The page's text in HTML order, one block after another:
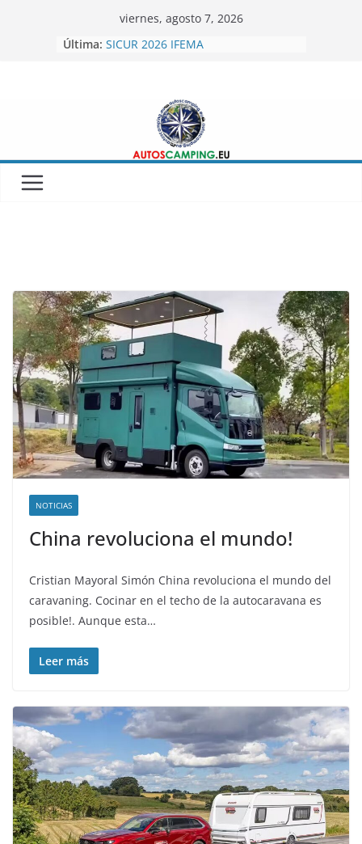
viernes, agosto 7, 2026
Última: SICUR 2026 IFEMA
MINICARAVANAS CARPENTO 360
Feria del Caravaning Xanadu 2026
NOTICIAS
China revoluciona el mundo!
Cristian Mayoral Simón China revoluciona el mundo del
caravaning. Cocinar en el techo de la autocaravana es
posible!. Aunque esta…
Leer más